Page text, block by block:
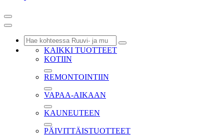
KAIKKI TUOTTEET
KOTIIN
REMONTOINTIIN
VAPAA-AIKAAN
KAUNEUTEEN
PÄIVITTÄISTUOTTEET